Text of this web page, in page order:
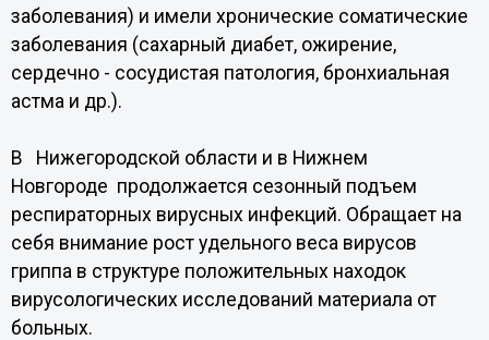
заболевания) и имели хронические соматические
заболевания (сахарный диабет, ожирение,
сердечно - сосудистая патология, бронхиальная
астма и др.).
В Нижегородской области и в Нижнем
Новгороде продолжается сезонный подъем
респираторных вирусных инфекций. Обращает на
себя внимание рост удельного веса вирусов
гриппа в структуре положительных находок
вирусологических исследований материала от
больных.